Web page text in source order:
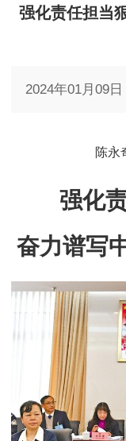
强化责任担当
2024年01月09日
陈永
强化
奋力谱写